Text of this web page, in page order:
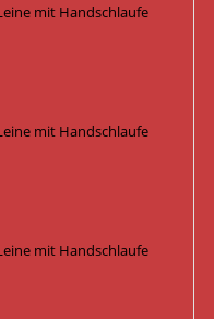
mit Handschlaufe
mit Handschlaufe
mit Handschlaufe